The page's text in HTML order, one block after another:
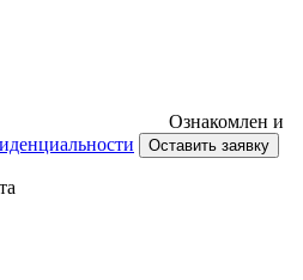
Ознакомлен и
Оставить заявку